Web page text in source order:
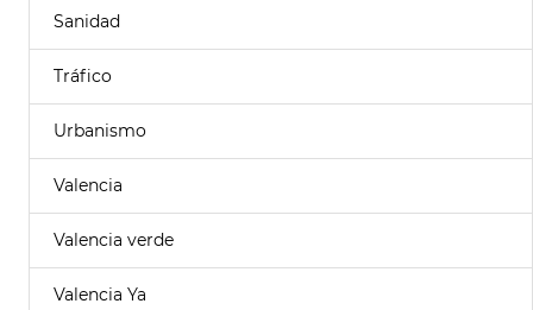
Sanidad
Tráfico
Urbanismo
Valencia
Valencia verde
Valencia Ya